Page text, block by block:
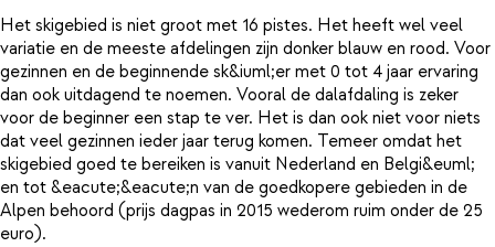
Het skigebied is niet groot met 16 pistes. Het heeft wel veel
variatie en de meeste afdelingen zijn donker blauw en rood. Voor
gezinnen en de beginnende sk&iuml;er met 0 tot 4 jaar ervaring
dan ook uitdagend te noemen. Vooral de dalafdaling is zeker
voor de beginner een stap te ver. Het is dan ook niet voor niets
dat veel gezinnen ieder jaar terug komen. Temeer omdat het
skigebied goed te bereiken is vanuit Nederland en Belgi&euml;
en tot &eacute;&eacute;n van de goedkopere gebieden in de
Alpen behoord (prijs dagpas in 2015 wederom ruim onder de 25
euro).